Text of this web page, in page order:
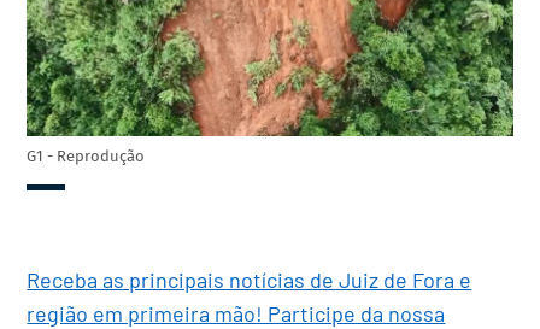
G1 - Reprodução
Receba as principais notícias de Juiz de Fora e
região em primeira mão! Participe da nossa